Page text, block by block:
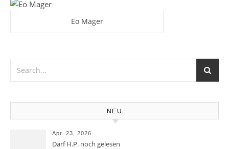
Eo Mager
NEU
Apr. 23, 2026
Darf H.P. noch gelesen